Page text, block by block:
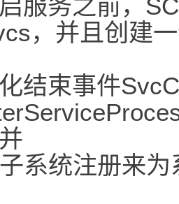
服务之前，
，并且创建
结束事件
系统注册来